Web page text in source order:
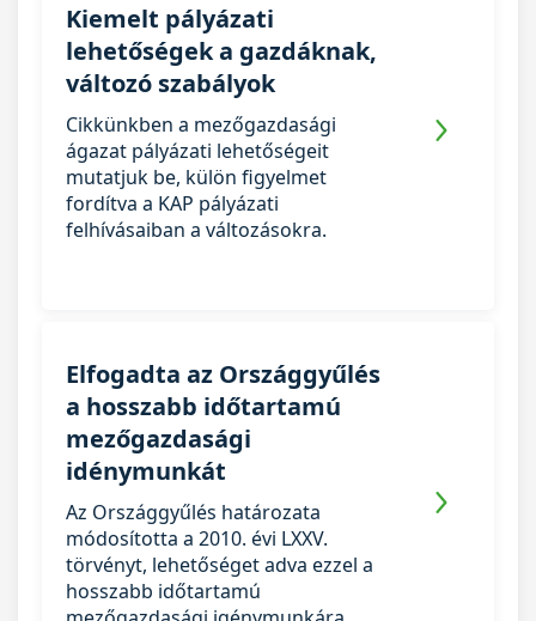
Kiemelt pályázati
lehetőségek a gazdáknak,
változó szabályok
Cikkünkben a mezőgazdasági
ágazat pályázati lehetőségeit
mutatjuk be, külön figyelmet
fordítva a KAP pályázati
felhívásaiban a változásokra.
Elfogadta az Országgyűlés
a hosszabb időtartamú
mezőgazdasági
idénymunkát
Az Országgyűlés határozata
módosította a 2010. évi LXXV.
törvényt, lehetőséget adva ezzel a
hosszabb időtartamú